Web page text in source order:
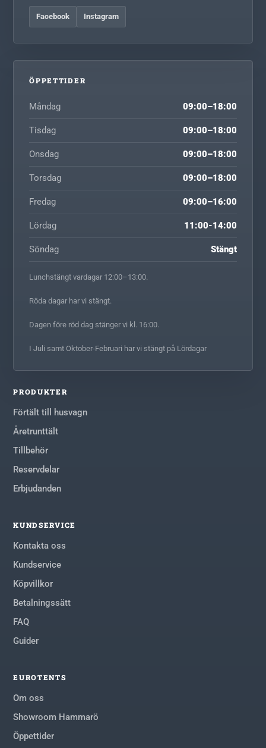
PRODUKTER
Förtält till husvagn
Åretrunttält
Tillbehör
Reservdelar
Erbjudanden
KUNDSERVICE
Kontakta oss
Kundservice
Köpvillkor
Betalningssätt
FAQ
Guider
EUROTENTS
Om oss
Showroom Hammarö
Öppettider
Facebook Instagram
ÖPPETTIDER
Måndag 09:00–18:00
Tisdag 09:00–18:00
Onsdag 09:00–18:00
Torsdag 09:00–18:00
Fredag 09:00–16:00
Lördag 11:00-14:00
Söndag Stängt
Lunchstängt vardagar 12:00–13:00.
Röda dagar har vi stängt.
Dagen före röd dag stänger vi kl. 16:00.
I Juli samt Oktober-Februari har vi stängt på Lördagar